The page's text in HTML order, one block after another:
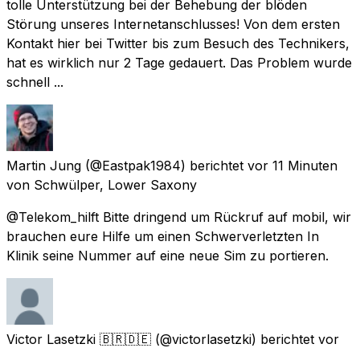
tolle Unterstützung bei der Behebung der blöden
Störung unseres Internetanschlusses! Von dem ersten
Kontakt hier bei Twitter bis zum Besuch des Technikers,
hat es wirklich nur 2 Tage gedauert. Das Problem wurde
schnell ...
Martin Jung (@Eastpak1984) berichtet vor 11 Minuten
von Schwülper, Lower Saxony
@Telekom_hilft Bitte dringend um Rückruf auf mobil, wir
brauchen eure Hilfe um einen Schwerverletzten In
Klinik seine Nummer auf eine neue Sim zu portieren.
Victor Lasetzki 🇧🇷🇩🇪 (@victorlasetzki) berichtet vor